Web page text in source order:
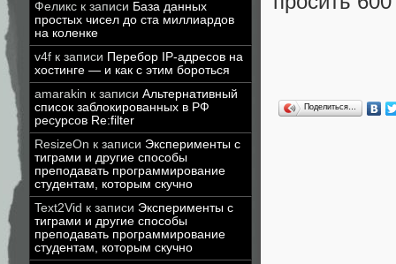
Феликс к записи База данных
простых чисел до ста миллиардов
на коленке
v4f к записи Перебор IP-адресов на
хостинге — и как с этим бороться
amarakin к записи Альтернативный
список заблокированных в РФ
ресурсов Re:filter
ResizeOn к записи Эксперименты с
тиграми и другие способы
преподавать программирование
студентам, которым скучно
Text2Vid к записи Эксперименты с
тиграми и другие способы
преподавать программирование
студентам, которым скучно
Поделиться…